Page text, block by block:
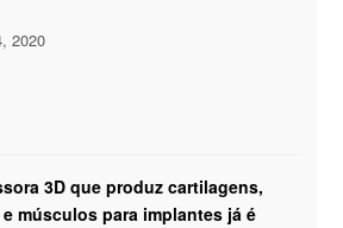
2020
3D que produz cartilagens,
músculos para implantes já é